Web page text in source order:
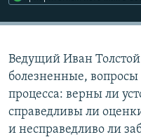
Ведущий Иван
болезненные, вопросы
процесса: верны ли
справедливы ли
и несправедливо ли